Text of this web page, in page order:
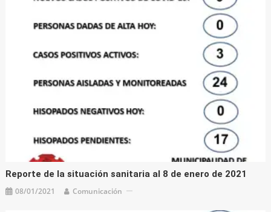
Reporte de la situación sanitaria al 8 de enero de 2021
08/01/2021 Comunicación